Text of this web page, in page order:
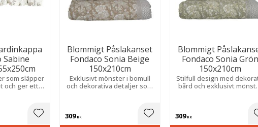
Sabine
som släpper
och ger ett
Lägg till i favoriter
Blommigt Påslakanset
Fondaco Sonia Beige
150x210cm
Exklusivt mönster i bomull
och dekorativa detaljer som
309KR Lägg till i favoriter
Blommigt
Fondaco Sonia Grön
150x210cm
Stilfull design med
bård och exklusivt
309KR